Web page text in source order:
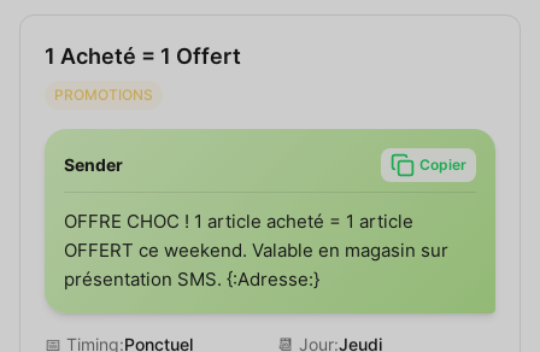
1 Acheté = 1 Offert
PROMOTIONS
Sender Copier
OFFRE CHOC ! 1 article acheté = 1 article
OFFERT ce weekend. Valable en magasin sur
présentation SMS. {:Adresse:}
📅 Timing:Ponctuel 📆 Jour:Jeudi